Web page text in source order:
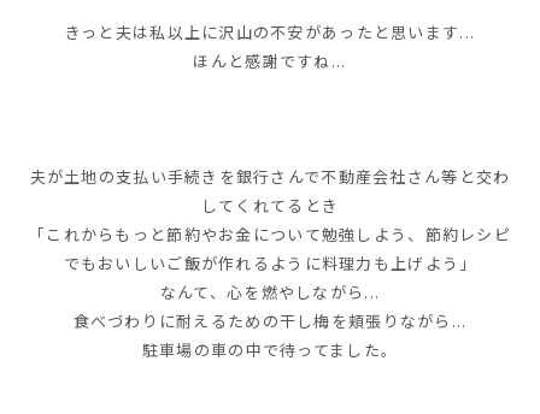
きっと夫は私以上に沢山の不安があったと思います...
ほんと感謝ですね...
夫が土地の支払い手続きを銀行さんで不動産会社さん等と交わ
してくれてるとき
「これからもっと節約やお金について勉強しよう、節約レシピ
でもおいしいご飯が作れるように料理力も上げよう」
なんて、心を燃やしながら...
食べづわりに耐えるための干し梅を頬張りながら...
駐車場の車の中で待ってました。